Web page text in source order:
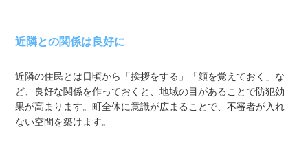
近隣との関係は良好に
近隣の住民とは日頃から「挨拶をする」「顔を覚えておく」な
ど、良好な関係を作っておくと、地域の目があることで防犯効
果が高まります。町全体に意識が広まることで、不審者が入れ
ない空間を築けます。